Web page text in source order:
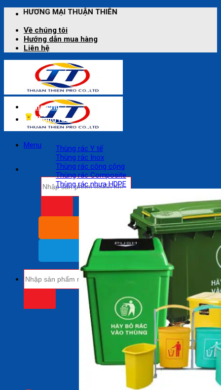
dung
THIÊN
Về chúng tôi
Hướng dẫn mua hàng
Liên hệ
Menu
kiếm:
BÁO GIÁ SỈ
(Nhận báo giá sỉ)
18009485
(Miễn cước cuộc gọi)
kiếm:
Trang chủ
Thùng rác
Thùng rác Y tế
Thùng rác Inox
Thùng rác công cộng
Thùng rác Composite
Thùng rác nhựa HDPE